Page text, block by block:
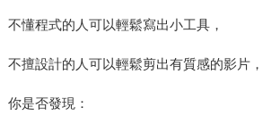
不懂程式的人可以輕鬆寫出小工具，
不擅設計的人可以輕鬆剪出有質感的影片，
你是否發現：